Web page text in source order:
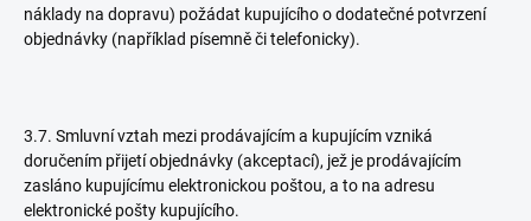
náklady na dopravu) požádat kupujícího o dodatečné potvrzení
objednávky (například písemně či telefonicky).
3.7. Smluvní vztah mezi prodávajícím a kupujícím vzniká
doručením přijetí objednávky (akceptací), jež je prodávajícím
zasláno kupujícímu elektronickou poštou, a to na adresu
elektronické pošty kupujícího.